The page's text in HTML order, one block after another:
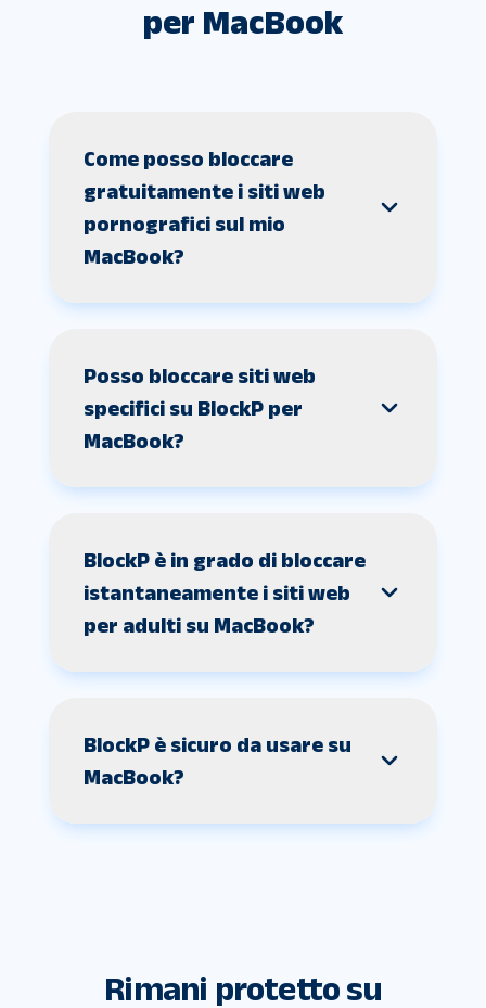
per MacBook
Come posso bloccare
gratuitamente i siti web
pornografici sul mio
MacBook?
Posso bloccare siti web
specifici su BlockP per
MacBook?
BlockP è in grado di bloccare
istantaneamente i siti web
per adulti su MacBook?
BlockP è sicuro da usare su
MacBook?
Rimani protetto su